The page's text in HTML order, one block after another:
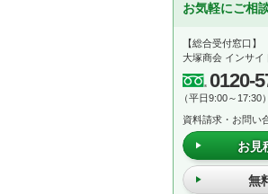
お気軽にご相
【総合受付窓口】
大塚商会 インサイ
0120-
（平日9:00～17:30）
資料請求・お問い
お見
無